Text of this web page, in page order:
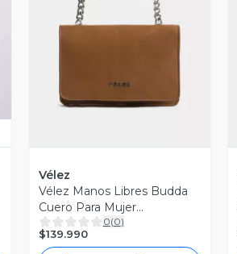
Vista Previa
Vélez
Vélez Manos Libres Budda
Cuero Para Mujer
multifunción Miel
0(0)
$139.990